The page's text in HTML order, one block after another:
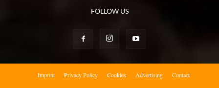
FOLLOW US
Imprint Privacy Policy Cookies Advertising Contact